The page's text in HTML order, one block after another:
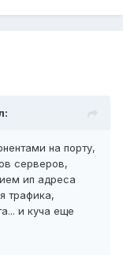
на порту,
серверов,
ип адреса
трафика,
и куча еще